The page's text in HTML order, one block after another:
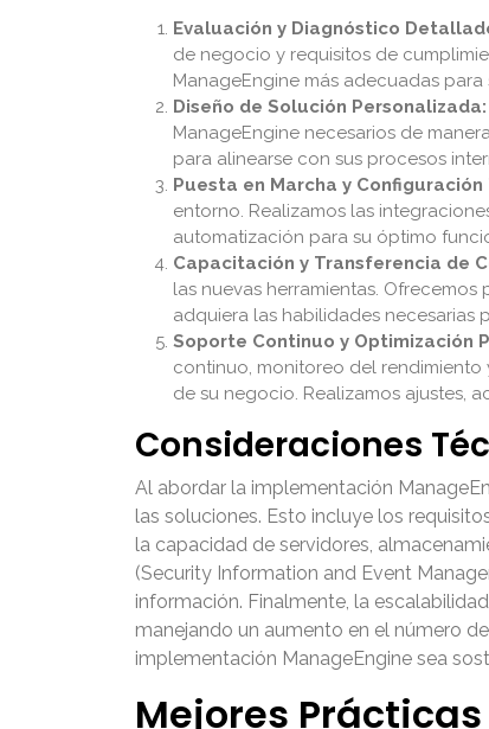
Evaluación y Diagnóstico
de negocio y requisitos de
ManageEngine más adecuadas
Diseño de Solución Personalizada:
ManageEngine necesarios de
para alinearse con sus procesos
Puesta en Marcha y Configuración
entorno. Realizamos las
automatización para su óptimo
Capacitación y Transferencia de
las nuevas herramientas.
adquiera las habilidades necesarias
Soporte Continuo y Optimización
continuo, monitoreo del
de su negocio. Realizamos ajustes,
Consideraciones
Al abordar la implementación
las soluciones. Esto incluye los
la capacidad de servidores,
(Security Information and Event
información. Finalmente, la
manejando un aumento en el número
implementación ManageEngine sea
Mejores